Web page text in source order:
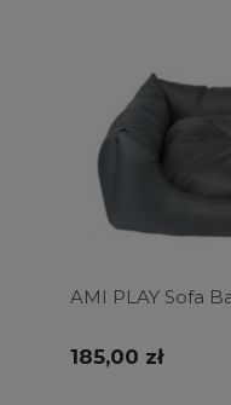
AMI PLAY Sofa
185,00 zł